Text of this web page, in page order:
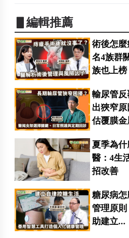
▋編輯推薦
術後怎
名4族群
族也上榜
輸尿管
出狹窄
估覆膜金
夏季為
醫：4生
招改善
糖尿病
管理原
助建立...